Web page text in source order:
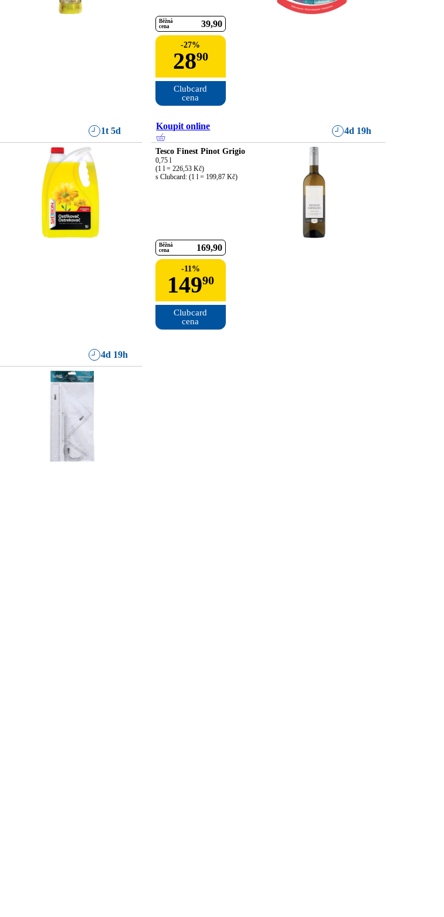
Běžná
cena
39 90
-27%
2890
Clubcard
cena
1t 5d Koupit online 4d 19h
Tesco Finest Pinot Grigio
0,75 l
(1 l = 226,53 Kč)
s Clubcard: (1 l = 199,87 Kč)
Běžná
cena
169 90
-11%
14990
Clubcard
cena
4d 19h